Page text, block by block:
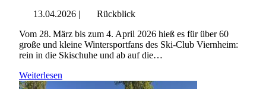
13.04.2026 |
Rückblick
Vom 28. März bis zum 4. April 2026 hieß es für über 60
große und kleine Wintersportfans des Ski‑Club Viernheim:
rein in die Skischuhe und ab auf die…
Weiterlesen